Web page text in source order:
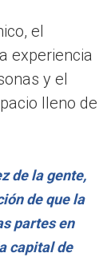
el
experiencia
y el
lleno de
de la gente,
de que la
partes en
capital de